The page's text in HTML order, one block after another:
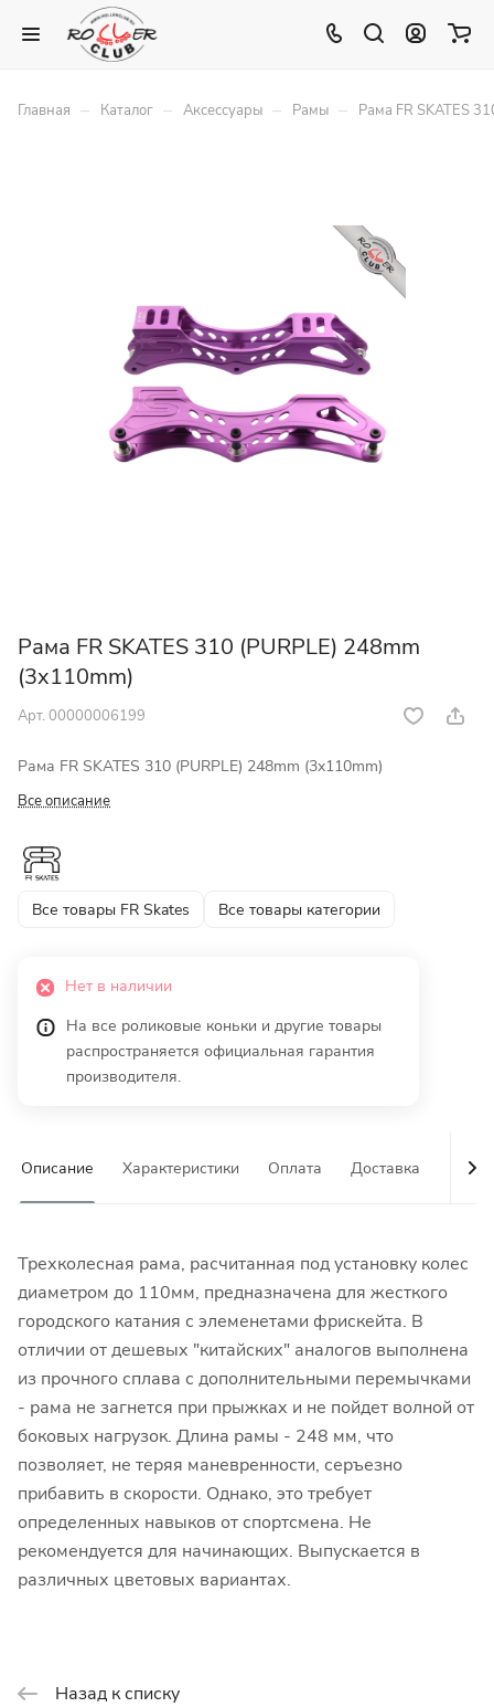
Главная – Каталог – Аксессуары – Рамы – Рама FR SKATES
Рама FR SKATES 310 (PURPLE) 248mm
(3x110mm)
Арт. 00000006199
Рама FR SKATES 310 (PURPLE) 248mm (3x110mm)
Все описание
Все товары FR Skates Все товары категории
Нет в наличии
На все роликовые коньки и другие товары
распространяется официальная гарантия
производителя.
Описание Характеристики Оплата Доставка
Трехколесная рама, расчитанная под установку колес
диаметром до 110мм, предназначена для жесткого
городского катания с элеменетами фрискейта. В
отличии от дешевых "китайских" аналогов выполнена
из прочного сплава с дополнительными перемычками
- рама не загнется при прыжках и не пойдет волной от
боковых нагрузок. Длина рамы - 248 мм, что
позволяет, не теряя маневренности, серъезно
прибавить в скорости. Однако, это требует
определенных навыков от спортсмена. Не
рекомендуется для начинающих. Выпускается в
различных цветовых вариантах.
Назад к списку